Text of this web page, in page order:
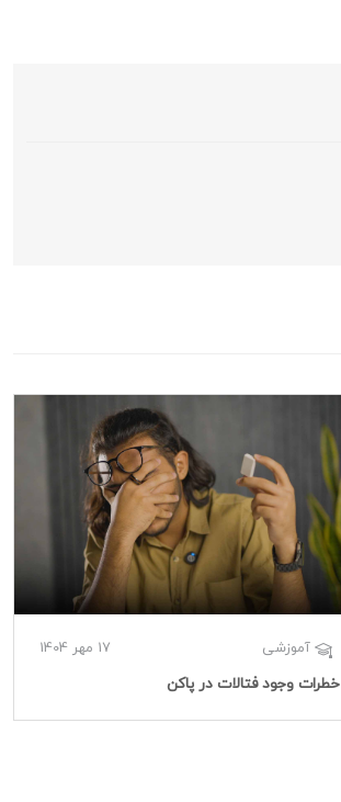
آموزشی 17 مهر 1404
خطرات وجود فتالات در پاکن